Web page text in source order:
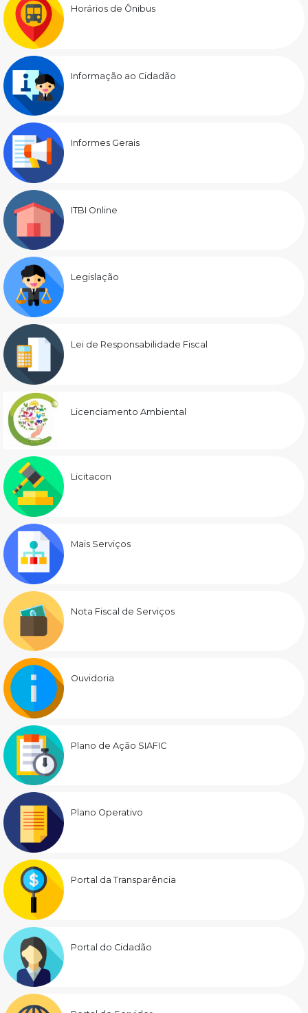
Horários de Ônibus
Informação ao Cidadão
Informes Gerais
ITBI Online
Legislação
Lei de Responsabilidade Fiscal
Licenciamento Ambiental
Licitacon
Mais Serviços
Nota Fiscal de Serviços
Ouvidoria
Plano de Ação SIAFIC
Plano Operativo
Portal da Transparência
Portal do Cidadão